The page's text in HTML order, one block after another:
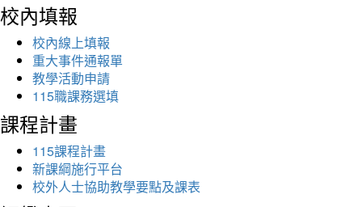
校內填報
校內線上填報
重大事件通報單
教學活動申請
115職課務選填
課程計畫
115課程計畫
新課綱施行平台
校外人士協助教學要點及課表